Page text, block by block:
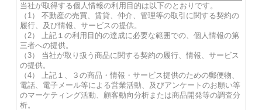
当社が取得する個人情報の利用目的は以下のとおりです。
（1） 不動産の売買、賃貸、仲介、管理等の取引に関する契約の
履行、及び情報、サービスの提供。
（2） 上記１の利用目的の達成に必要な範囲での、個人情報の第
三者への提供。
（3） 当社が取り扱う商品に関する契約の履行、情報、サービス
の提供。
（4） 上記１、３の商品・情報・サービス提供のための郵便物、
電話、電子メール等による営業活動、及びアンケートのお願い等
のマーケティング活動、顧客動向分析または商品開発等の調査分
析。